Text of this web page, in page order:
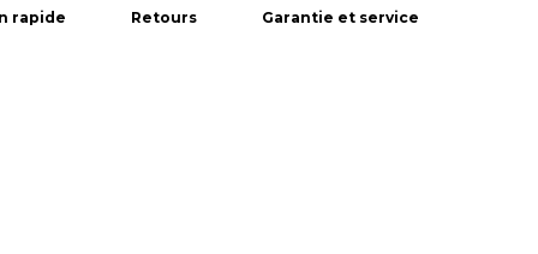
rapide Retours Garantie et service